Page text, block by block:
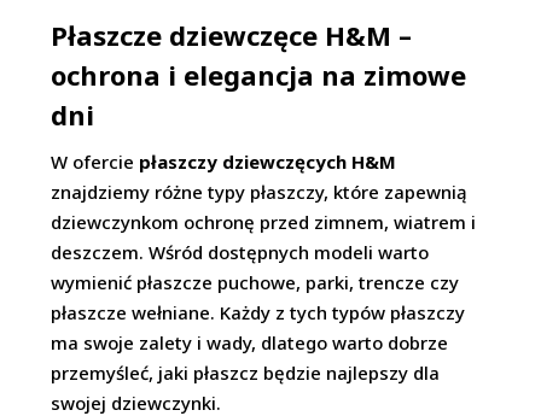
Płaszcze dziewczęce H&M –
ochrona i elegancja na zimowe
dni
W ofercie płaszczy dziewczęcych H&M
znajdziemy różne typy płaszczy, które zapewnią
dziewczynkom ochronę przed zimnem, wiatrem i
deszczem. Wśród dostępnych modeli warto
wymienić płaszcze puchowe, parki, trencze czy
płaszcze wełniane. Każdy z tych typów płaszczy
ma swoje zalety i wady, dlatego warto dobrze
przemyśleć, jaki płaszcz będzie najlepszy dla
swojej dziewczynki.